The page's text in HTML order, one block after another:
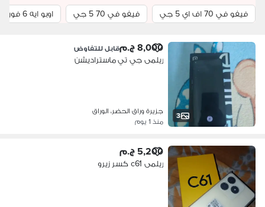
فيفو في 70 اف اي 5 جي
فيفو في 70 5 جي اوبو ايه 6 فور جي
3
8,000 ج.م قابل للتفاوض
ريلمى جي تي ماستراديشن
جزيرة وراق الحضر، الوراق
منذ 1 يوم
5,200 ج.م
ريلمى c61 كسر زيرو